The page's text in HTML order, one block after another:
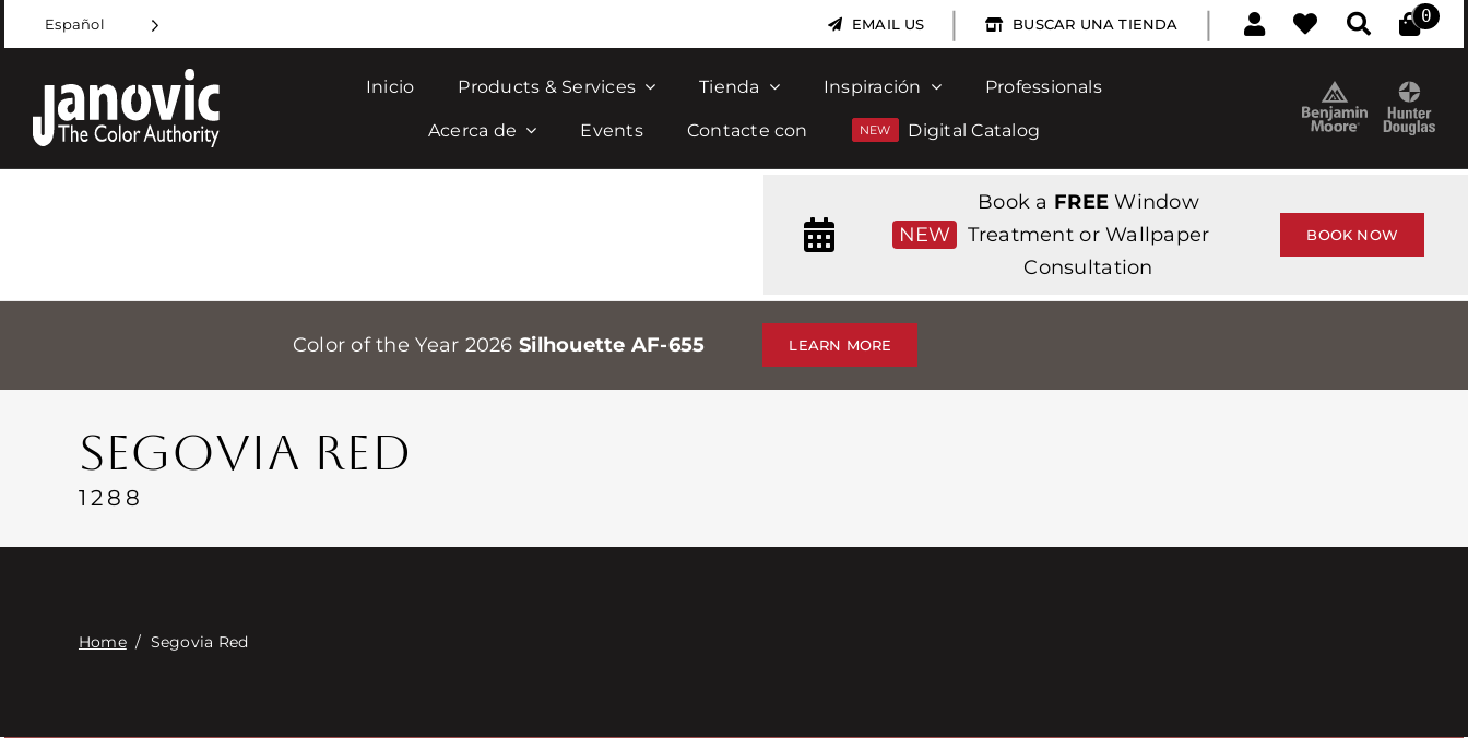
to
content
Español EMAIL US | BUSCAR UNA TIENDA | 0
Inicio Products & Services Tienda Inspiración Professionals
Acerca de Events Contacte con Digital Catalog
NEW
Book a FREE Window
Treatment or Wallpaper
Consultation
BOOK NOW
Color of the Year 2026 Silhouette AF-655 LEARN MORE
SEGOVIA RED
1288
Home/ Segovia Red